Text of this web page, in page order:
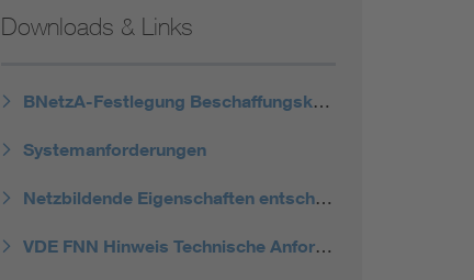
Downloads & Links
BNetzA-Festlegung Beschaffungskonzept Momentanreserve
Systemanforderungen
Netzbildende Eigenschaften entscheidend für Systemstabilität
VDE FNN Hinweis Technische Anforderungen an Netzbildende Eigenschaften inkl. der Bereitstellung von Momentanreserve